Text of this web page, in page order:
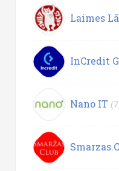
Laimes
InCredit
Nano IT